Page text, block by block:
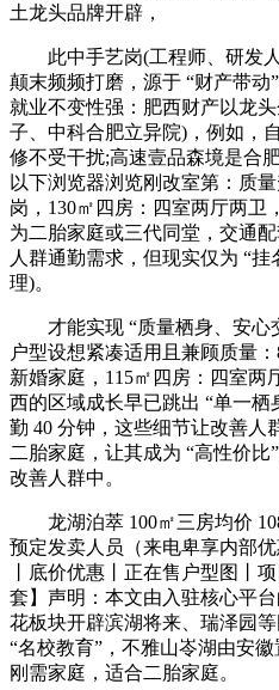
土龙头品牌开辟，
此中手艺岗(工程师、研发人
颠末频频打磨，源于 “财产带动
就业不变性强：肥西财产以龙
子、中科合肥立异院)，例如，
修不受干扰;高速壹品森境是合
以下浏览器浏览刚改室第：质
岗，130㎡四房：四室两厅两卫
为二胎家庭或三代同堂，交通
人群通勤需求，但现实仅为 “
理)。
才能实现 “质量栖身、安心
户型设想紧凑适用且兼顾质量
新婚家庭，115㎡四房：四室两
西的区域成长早已跳出 “单一栖
勤 40 分钟，这些细节让改善人
二胎家庭，让其成为 “高性价
改善人群中。
龙湖泊萃 100㎡三房均价
预定发卖人员（来电卑享内部
丨底价优惠丨正在售户型图丨
套】声明：本文由入驻核心平
花板块开辟滨湖将来、瑞泽园
“名校教育”，不雅山岺湖由安
刚需家庭，适合二胎家庭。